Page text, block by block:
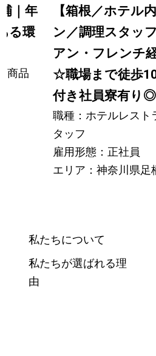
｜年
る環
商品
【箱根／ホテル
ン／調理スタッ
アン・フレンチ
☆職場まで徒歩
付き社員寮有り
職種：ホテルレスト
タッフ
雇用形態：正社員
エリア：神奈川県足
私たちについて
私たちが選ばれる理
由